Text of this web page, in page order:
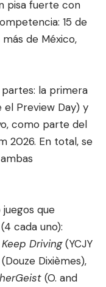
pisa fuerte con
15 de
de México,
la primera
Preview Day) y
como parte del
2026. En total, se
que
cada uno):
Keep Driving(YCJY
(Douze Dixièmes),
(O. and